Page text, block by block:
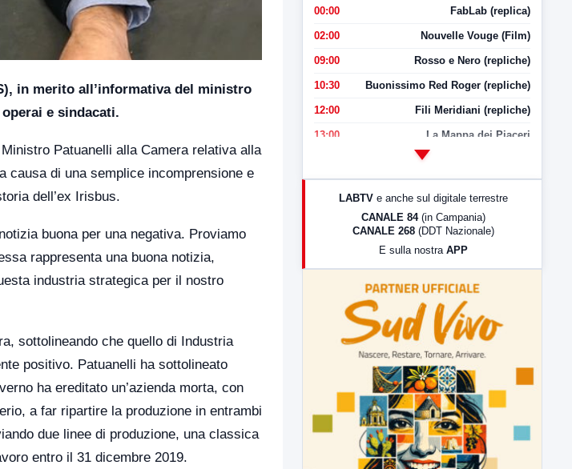
in merito all’informativa del ministro
e sindacati.
Patuanelli alla Camera relativa alla
causa di una semplice incomprensione e
dell’ex Irisbus.
buona per una negativa. Proviamo
rappresenta una buona notizia,
industria strategica per il nostro
sottolineando che quello di Industria
positivo. Patuanelli ha sottolineato
ha ereditato un’azienda morta, con
a far ripartire la produzione in entrambi
due linee di produzione, una classica
entro il 31 dicembre 2019.
00:00 FabLab (replica)
02:00 Nouvelle Vouge (Film)
09:00 Rosso e Nero (repliche)
10:30 Buonissimo Red Roger (repliche)
12:00 Fili Meridiani (repliche)
13:00 La Mappa dei Piaceri
LabNews (Diretta)
LabNews (replica)
LABTV e anche sul digitale terrestre
CANALE 84 (in Campania)
CANALE 268 (DDT Nazionale)
E sulla nostra APP